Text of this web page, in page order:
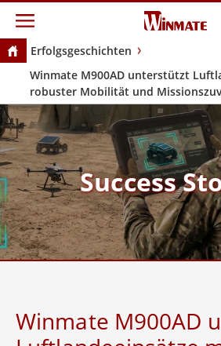
Erfolgsgeschichten
Winmate M900AD unterstützt
robuster Mobilität und
Success
Winmate M900AD